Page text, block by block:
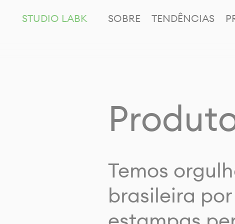
STUDIO LABK SOBRE TENDÊNCIAS
Temos
brasileira